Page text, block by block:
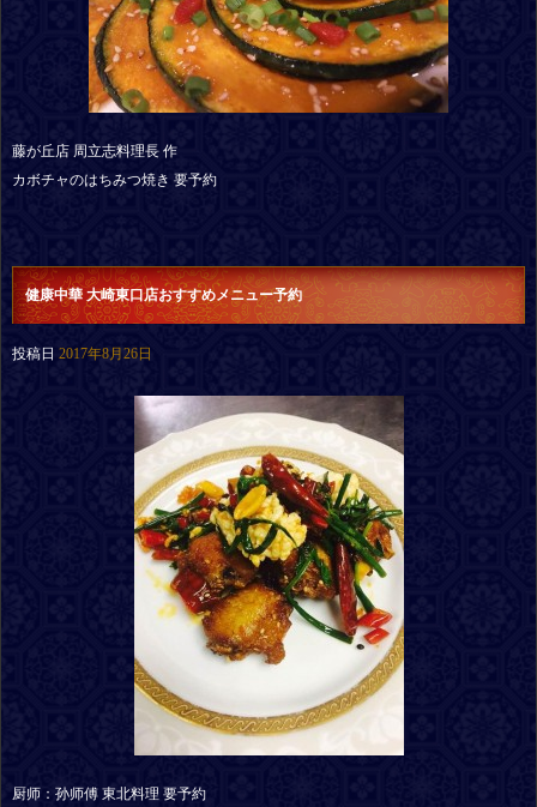
藤が丘店 周立志料理長 作
カボチャのはちみつ焼き 要予約
健康中華 大崎東口店おすすめメニュー予約
投稿日 2017年8月26日
厨师：孙师傅 東北料理 要予約